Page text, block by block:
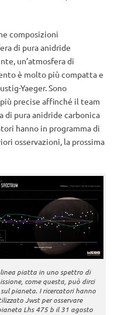
composizioni
di pura anidride
un’atmosfera di
è molto più compatta e
Yaeger. Sono
precise affinché il team
di pura anidride carbonica
hanno in programma di
osservazioni, la prossima
piatta in uno spettro di
come questa, può dirci
pianeta. I ricercatori hanno
Jwst per osservare
Lhs 475 b il 31 agosto